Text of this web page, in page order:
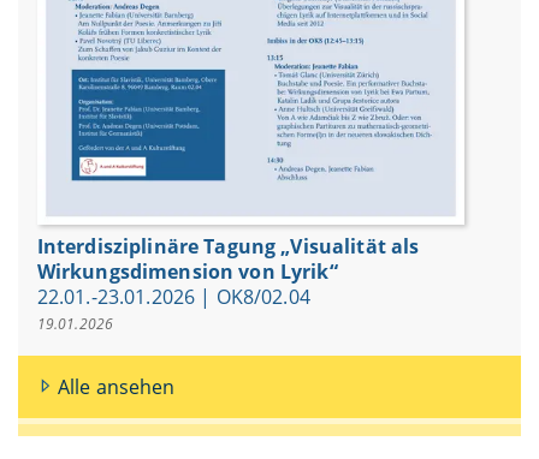
Interdisziplinäre Tagung „Visualität als
Wirkungsdimension von Lyrik“
22.01.-23.01.2026 | OK8/02.04
19.01.2026
Alle ansehen